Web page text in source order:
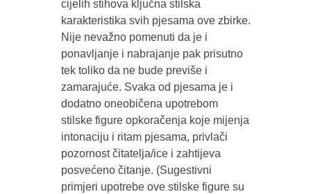
cijelih stihova ključna stilska
karakteristika svih pjesama ove zbirke.
Nije nevažno pomenuti da je i
ponavljanje i nabrajanje pak prisutno
tek toliko da ne bude previše i
zamarajuće. Svaka od pjesama je i
dodatno oneobičena upotrebom
stilske figure opkoračenja koje mijenja
intonaciju i ritam pjesama, privlači
pozornost čitatelja/ice i zahtijeva
posvećeno čitanje. (Sugestivni
primjeri upotrebe ove stilske figure su